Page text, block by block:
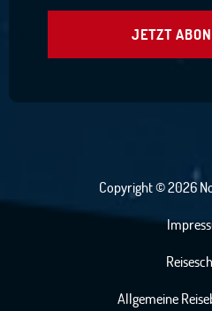
JETZT
Copyright © 2026
Allgemeine